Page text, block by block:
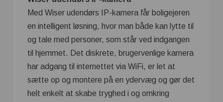
Med Wiser udendørs IP-kamera får boligejeren
en intelligent løsning, hvor man både kan lytte til
og tale med personer, som står ved indgangen
til hjemmet. Det diskrete, brugervenlige kamera
har adgang til internettet via WiFi, er let at
sætte op og montere på en ydervæg og gør det
helt enkelt at skabe tryghed i og omkring